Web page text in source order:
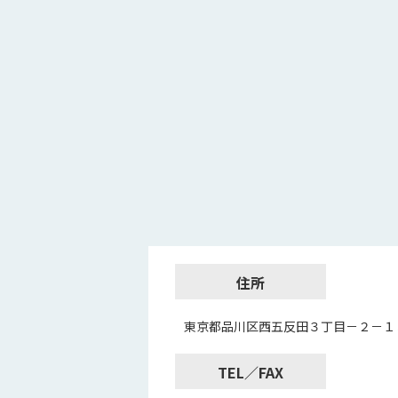
住所
東京都品川区西五反田３丁目－２－
TEL／FAX